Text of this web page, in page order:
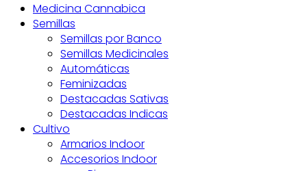
Medicina Cannabica
Semillas
Semillas por Banco
Semillas Medicinales
Automáticas
Feminizadas
Destacadas Sativas
Destacadas Indicas
Cultivo
Armarios Indoor
Accesorios Indoor